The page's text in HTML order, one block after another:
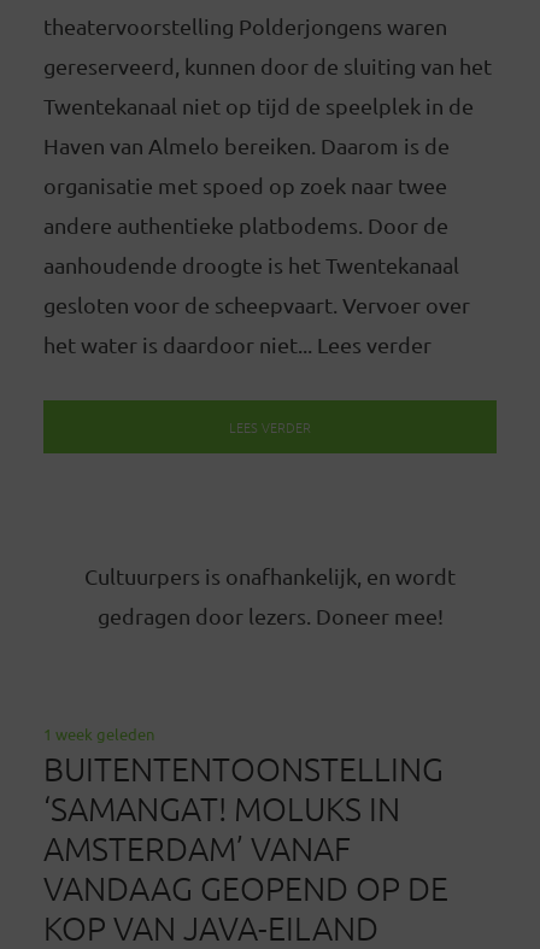
theatervoorstelling Polderjongens waren
gereserveerd, kunnen door de sluiting van het
Twentekanaal niet op tijd de speelplek in de
Haven van Almelo bereiken. Daarom is de
organisatie met spoed op zoek naar twee
andere authentieke platbodems. Door de
aanhoudende droogte is het Twentekanaal
gesloten voor de scheepvaart. Vervoer over
het water is daardoor niet... Lees verder
LEES VERDER
Cultuurpers is onafhankelijk, en wordt
gedragen door lezers. Doneer mee!
1 week geleden
BUITENTENTOONSTELLING
‘SAMANGAT! MOLUKS IN
AMSTERDAM’ VANAF
VANDAAG GEOPEND OP DE
KOP VAN JAVA-EILAND